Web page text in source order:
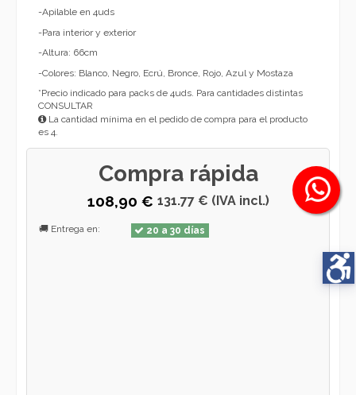
-Apilable en 4uds
-Para interior y exterior
-Altura: 66cm
-Colores: Blanco, Negro, Ecrú, Bronce, Rojo, Azul y Mostaza
*Precio indicado para packs de 4uds. Para cantidades distintas
CONSULTAR
La cantidad mínima en el pedido de compra para el producto
es 4.
Compra rápida
108,90 € 131.77 € (IVA incl.)
🚚 Entrega en: 20 a 30 días